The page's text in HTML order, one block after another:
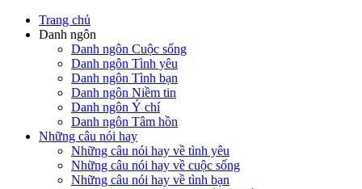
Trang chủ
Danh ngôn
Danh ngôn Cuộc sống
Danh ngôn Tình yêu
Danh ngôn Tình bạn
Danh ngôn Niềm tin
Danh ngôn Ý chí
Danh ngôn Tâm hồn
Những câu nói hay
Những câu nói hay về tình yêu
Những câu nói hay về cuộc sống
Những câu nói hay về tình bạn